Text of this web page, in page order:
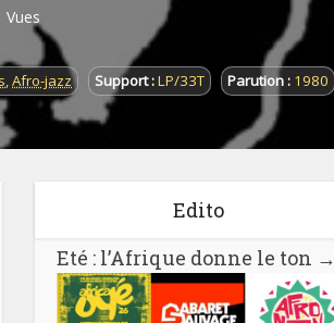
Vues
,Afro-jazz Support :LP/33T Parution : 1980
Edito
Eté : l’Afrique donne le ton →